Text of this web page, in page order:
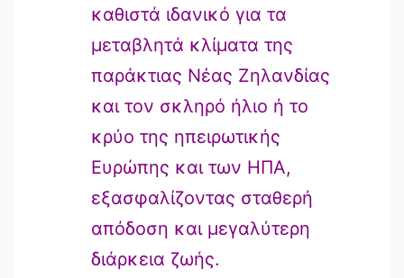
καθιστά ιδανικό για τα
μεταβλητά κλίματα της
παράκτιας Νέας Ζηλανδίας
και τον σκληρό ήλιο ή το
κρύο της ηπειρωτικής
Ευρώπης και των ΗΠΑ,
εξασφαλίζοντας σταθερή
απόδοση και μεγαλύτερη
διάρκεια ζωής.